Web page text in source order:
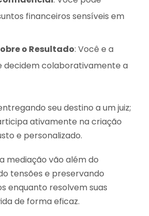
financeiros sensíveis em
o Resultado: Você e a
decidem colaborativamente a
seu destino a um juiz;
ativamente na criação
e personalizado.
mediação vão além do
tensões e preservando
enquanto resolvem suas
de forma eficaz.